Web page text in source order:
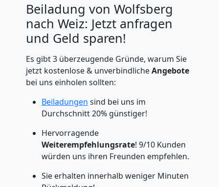
Beiladung von Wolfsberg
nach Weiz: Jetzt anfragen
und Geld sparen!
Es gibt 3 überzeugende Gründe, warum Sie
jetzt kostenlose & unverbindlicheAngebote
bei uns einholen sollten:
Beiladungen sind bei uns im
Durchschnitt 20% günstiger!
Hervorragende
Weiterempfehlungsrate! 9/10 Kunden
würden uns ihren Freunden empfehlen.
Sie erhalten innerhalb weniger Minuten